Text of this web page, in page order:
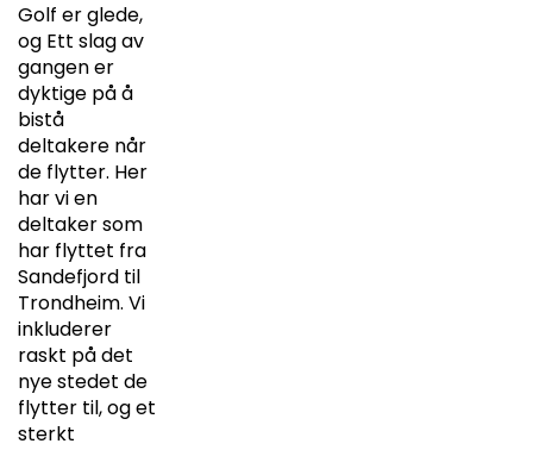
Golf er glede,
og Ett slag av
gangen er
dyktige på å
bistå
deltakere når
de flytter. Her
har vi en
deltaker som
har flyttet fra
Sandefjord til
Trondheim. Vi
inkluderer
raskt på det
nye stedet de
flytter til, og et
sterkt